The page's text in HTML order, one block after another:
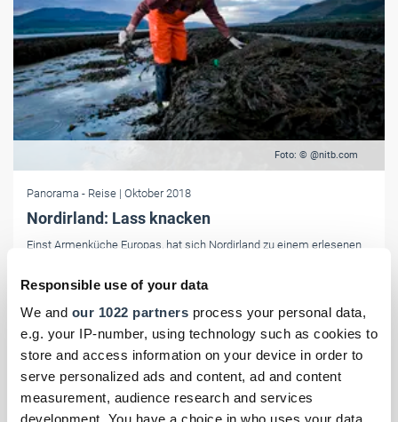
Responsible use of your data
We and our 1022 partners process your personal data,
e.g. your IP-number, using technology such as cookies to
store and access information on your device in order to
serve personalized ads and content, ad and content
measurement, audience research and services
Foto: © @nitb.com
Panorama - Reise | Oktober 2018
Nordirland: Lass knacken
Einst Armenküche Europas, hat sich Nordirland zu einem erlesenen
kleines, edles Weichtier.